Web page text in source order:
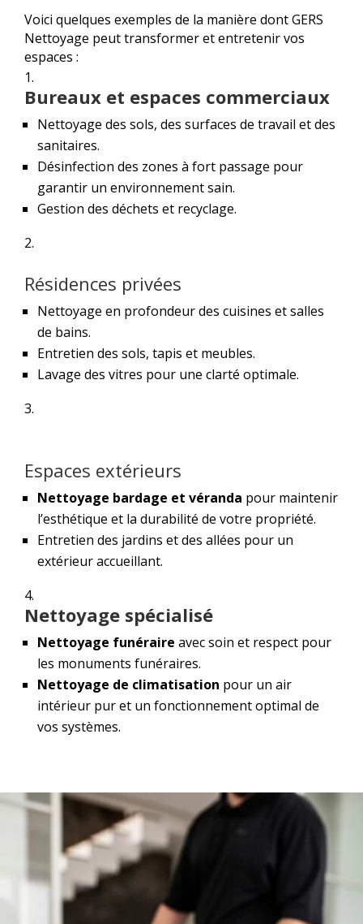
Voici quelques exemples de la manière dont GERS
Nettoyage peut transformer et entretenir vos
espaces :
Bureaux et espaces commerciaux
Nettoyage des sols, des surfaces de travail et des
sanitaires.
Désinfection des zones à fort passage pour
garantir un environnement sain.
Gestion des déchets et recyclage.
Résidences privées
Nettoyage en profondeur des cuisines et salles
de bains.
Entretien des sols, tapis et meubles.
Lavage des vitres pour une clarté optimale.
Espaces extérieurs
Nettoyage bardage et véranda pour maintenir
l’esthétique et la durabilité de votre propriété.
Entretien des jardins et des allées pour un
extérieur accueillant.
Nettoyage spécialisé
Nettoyage funéraire avec soin et respect pour
les monuments funéraires.
Nettoyage de climatisation pour un air
intérieur pur et un fonctionnement optimal de
vos systèmes.